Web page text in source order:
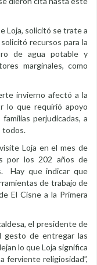
Loja, solicitó se trate a
recursos para la
de agua potable y
marginales, como
invierno afectó a la
lo que requirió apoyo
perjudicadas, a
todos.
Loja en el mes de
por los 202 años de
Hay que indicar que
de trabajo de
El Cisne a la Primera
el presidente de
gesto de entregar las
lo que Loja significa
ferviente religiosidad”,